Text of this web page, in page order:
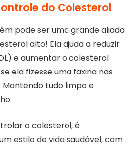
do Colesterol
pode ser uma grande aliada
alto! Ela ajuda a reduzir
e aumentar o colesterol
ela fizesse uma faxina nas
Mantendo tudo limpo e
o colesterol, é
estilo de vida saudável, com